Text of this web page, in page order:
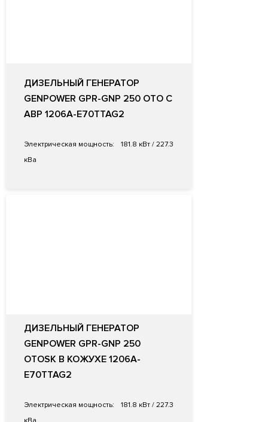
ДИЗЕЛЬНЫЙ ГЕНЕРАТОР
GENPOWER GPR-GNP 250 OTO С
АВР 1206A-E70TTAG2
Электрическая мощность:
181.8 кВт / 227.3
кВа
ДИЗЕЛЬНЫЙ ГЕНЕРАТОР
GENPOWER GPR-GNP 250
OTOSK В КОЖУХЕ 1206A-
E70TTAG2
Электрическая мощность:
181.8 кВт / 227.3